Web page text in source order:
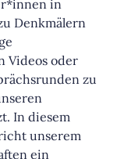
in
Denkmälern
Videos oder
zu
In diesem
unserem
ein